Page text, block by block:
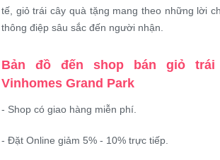
tế, giỏ trái cây quà tặng mang theo những lời
thông điệp sâu sắc đến người nhận.
Bản đồ đến shop bán giỏ trái
Vinhomes Grand Park
- Shop có giao hàng miễn phí.
- Đặt Online giảm 5% - 10% trực tiếp.